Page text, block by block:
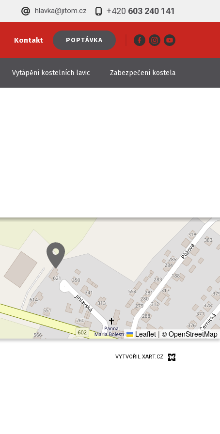
hlavka@jitom.cz +420 603 240 141
Kontakt POPTÁVKA
Vytápění kostelních lavic Zabezpečení kostela
Leaflet | © OpenStreetMap
VYTVOŘIL XART.CZ